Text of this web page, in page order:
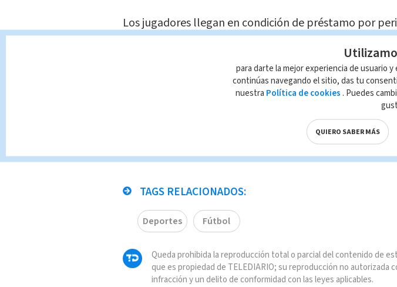
Los jugadores llegan en condición de préstamo por
año.
Te Recomendamos
¡Campeones! Jicaral logra el
máxima categoría
TAGS RELACIONADOS:
Deportes Fútbol
Queda prohibida la reproducción total o parcial del contenido de
que es propiedad de TELEDIARIO; su reproducción no autorizada
infracción y un delito de conformidad con las leyes aplicables.
para darte la mejor experiencia de usuario
continúas navegando el sitio, das tu
nuestra Política de cookies . Puedes
QUIERO SABER MÁS